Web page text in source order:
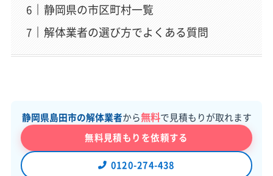
静岡県の市区町村一覧
解体業者の選び方でよくある質問
静岡県島田市の解体業者から無料で見積もりが取れます
無料見積もりを依頼する
0120-274-438